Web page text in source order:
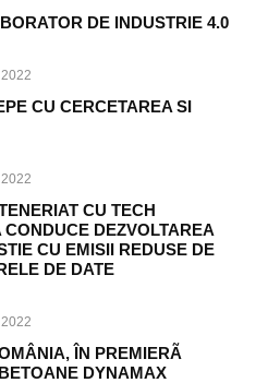
DE INDUSTRIE 4.0
CU CERCETAREA SI
CU TECH
DEZVOLTAREA
CU EMISII REDUSE DE
DE DATE
ÎN PREMIERÃ
DYNAMAX